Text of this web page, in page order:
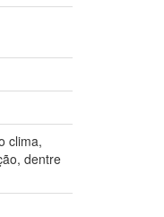
clima,
dentre